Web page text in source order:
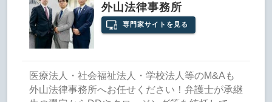
外山法律事務所
専門家サイトを見る
医療法人・社会福祉法人・学校法人等のM&Aも
外山法律事務所へお任せください！弁護士が承継